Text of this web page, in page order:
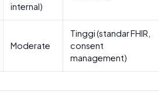
internal)
Moderate
Tinggi (standar FHIR,
consent
management)